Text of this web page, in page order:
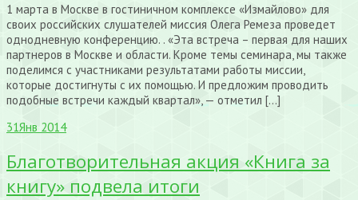
1 марта в Москве в гостиничном комплексе «Измайлово» для
своих российских слушателей миссия Олега Ремеза проведет
однодневную конференцию. . «Эта встреча – первая для наших
партнеров в Москве и области. Кроме темы семинара, мы также
поделимся с участниками результатами работы миссии,
которые достигнуты с их помощью. И предложим проводить
подобные встречи каждый квартал», — отметил […]
31Янв 2014
Благотворительная акция «Книга за
книгу» подвела итоги